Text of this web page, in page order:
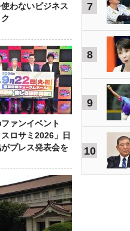
使わないビジネス
ァンイベント
スロサミ2026」日
プレス発表会を
7
8
9
10